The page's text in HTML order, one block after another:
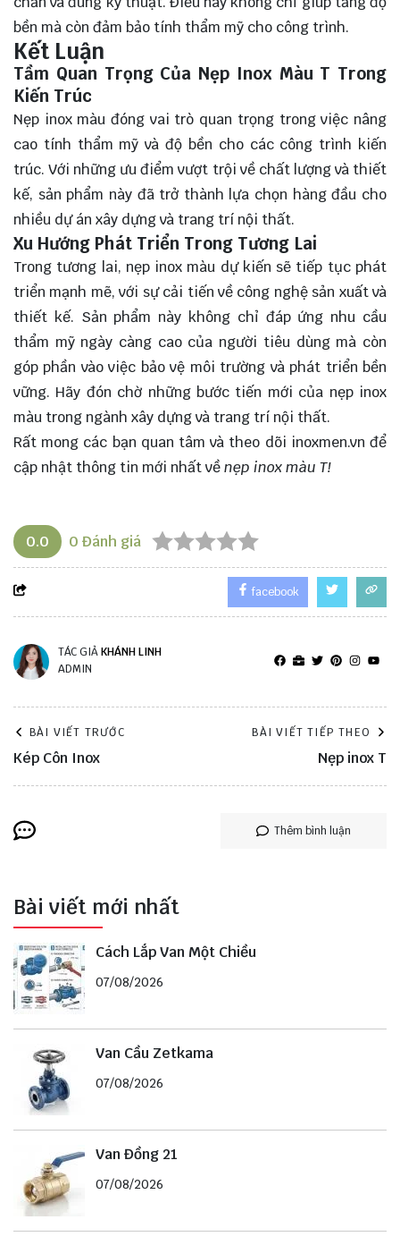
bền mà còn đảm bảo tính thẩm mỹ cho công trình.
Kết Luận
Tầm Quan Trọng Của Nẹp Inox Màu T Trong
Kiến Trúc
Nẹp inox màu đóng vai trò quan trọngtrong việc nâng
cao tính thẩm mỹ và độ bền cho các công trình kiến
trúc. Với những ưu điểm vượt trội về chất lượng và thiết
kế, sản phẩm này đã trở thành lựa chọn hàng đầu cho
nhiều dự án xây dựng và trang trí nội thất.
Xu Hướng Phát Triển Trong Tương Lai
Trong tương lai, nẹp inox màu dự kiến sẽ tiếp tục phát
triển mạnh mẽ, với sự cải tiến về công nghệ sản xuất và
thiết kế. Sản phẩm này không chỉ đáp ứng nhu cầu
thẩm mỹ ngày càng cao của người tiêu dùng mà còn
góp phần vào việc bảo vệ môi trường và phát triển bền
vững. Hãy đón chờ những bước tiến mới của nẹp inox
màu trong ngành xây dựng và trang trí nội thất.
Rất mong các bạn quan tâm và theo dõi inoxmen.vn để
cập nhật thông tin mới nhất vềnẹp inox màu T!
0.0 0 Đánh giá
facebook
TÁC GIẢKHÁNH LINH
ADMIN
BÀI VIẾT TRƯỚC
Kép Côn Inox
BÀI VIẾT TIẾP THEO
Nẹp inox T
Thêm bình luận
Bài viết mới nhất
Cách Lắp Van Một Chiều
07/08/2026
Van Cầu Zetkama
07/08/2026
Van Đồng 21
07/08/2026